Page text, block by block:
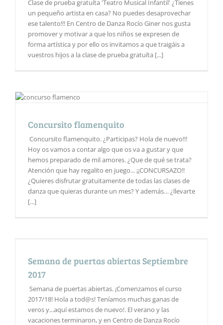
Clase de prueba gratuíta 'Teatro Musical Infantil' ¿Tienes
un pequeño artista en casa? No puedes desaprovechar
ese talento!!! En Centro de Danza Rocío Giner nos gusta
promover y motivar a que los niños se expresen de
forma artística y por ello os invitamos a que traigáis a
vuestros hijos a la clase de prueba gratuíta [...]
Concursito flamenquito
Concursito flamenquito. ¿Participas? Hola de nuevo!!!
Hoy os vamos a contar algo que os va a gustar y que
hemos preparado de mil amores. ¿Que de qué se trata?
Atención que hay regalito en juego... ¡¡CONCURSAZO!!
¿Quieres disfrutar gratuitamente de todas las clases de
danza que quieras durante un mes? Y además… ¿llevarte
[...]
Semana de puertas abiertas Septiembre
2017
Semana de puertas abiertas. ¡Comenzamos el curso
2017/18! Hola a tod@s! Teníamos muchas ganas de
veros y...aquí estamos de nuevo!. El verano y las
vacaciones terminaron, y en Centro de Danza Rocío